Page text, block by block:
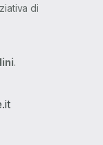
di
.